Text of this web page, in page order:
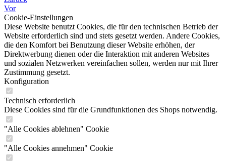
Vor
Cookie-Einstellungen
Diese Website benutzt Cookies, die für den technischen Betrieb der
Website erforderlich sind und stets gesetzt werden. Andere Cookies,
die den Komfort bei Benutzung dieser Website erhöhen, der
Direktwerbung dienen oder die Interaktion mit anderen Websites
und sozialen Netzwerken vereinfachen sollen, werden nur mit Ihrer
Zustimmung gesetzt.
Konfiguration
Technisch erforderlich
Diese Cookies sind für die Grundfunktionen des Shops notwendig.
"Alle Cookies ablehnen" Cookie
"Alle Cookies annehmen" Cookie